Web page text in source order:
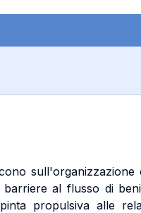
sull'organizzazione
barriere al flusso di
propulsiva alle